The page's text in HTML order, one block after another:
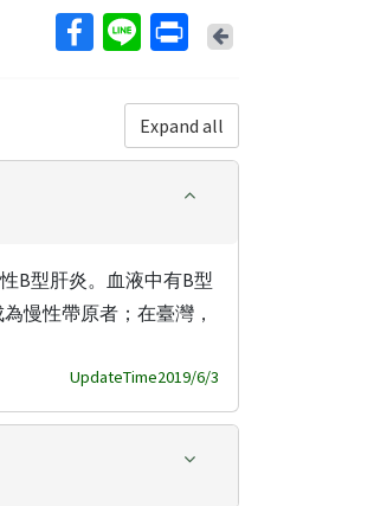
Back
Expand all
B型肝炎。血液中有B型
慢性帶原者；在臺灣，
UpdateTime2019/6/3